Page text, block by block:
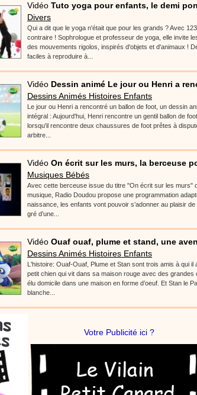
Vidéo Tuto yoga pour enfants, le demi
Divers
Qui a dit que le yoga n'était que pour les grands ? Avec
contraire ! Sophrologue et professeur de yoga, elle invite
des mouvements rigolos, inspirés d'objets et d'animaux !
faciles à reproduire à...
Vidéo Dessin animé Le jour ou Henri a
Dessins Animés Histoires Enfants
Le jour ou Henri a rencontré un ballon de foot, un dessin
intégral : Aujourd'hui, Henri rencontre un gentil ballon de
lorsqu'il rencontre deux chaussures de foot prêtes à
arbitre...
Vidéo On écrit sur les murs, la berceuse
Musiques Bébés
Avec cette berceuse issue du titre "On écrit sur les murs"
musique, Radio Doudou propose une programmation
naissance, les enfants vont pouvoir s’adonner au plaisir
gré d’une...
Vidéo Ouaf ouaf, plume et stand, une
Dessins Animés Histoires Enfants
L'histoire: Ouaf-Ouaf, Plume et Stan sont trois amis à qui il
petit chien qui vit dans sa maison rouge avec des grandes
élu domicile dans une maison en forme d’oeuf. Et Stan le
blanche...
Votre Publicité ici ?